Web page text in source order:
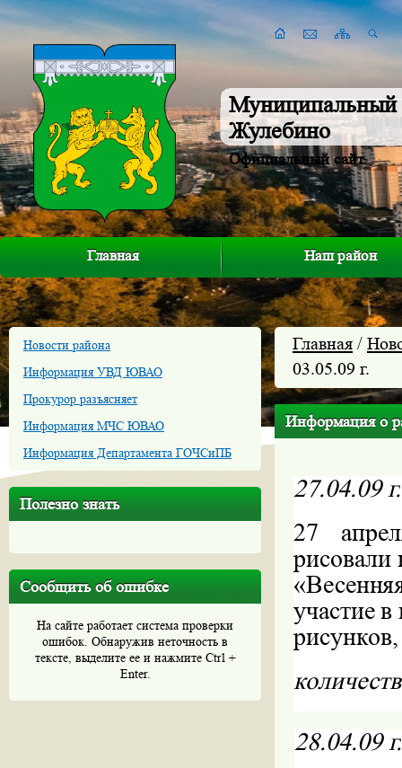
Муниципальный
Жулебино
Официальный сайт
Главная Наш район
Новости района
Информация УВД ЮВАО
Прокурор разъясняет
Информация МЧС ЮВАО
Информация Департамента ГОЧСиПБ
Полезно знать
Сообщить об ошибке
На сайте работает система проверки
ошибок. Обнаружив неточность в
тексте, выделите ее и нажмите Ctrl +
Enter.
Главная /
03.05.09 г.
Информация о
27.04.09
27
рисовали
участие
28.04.09